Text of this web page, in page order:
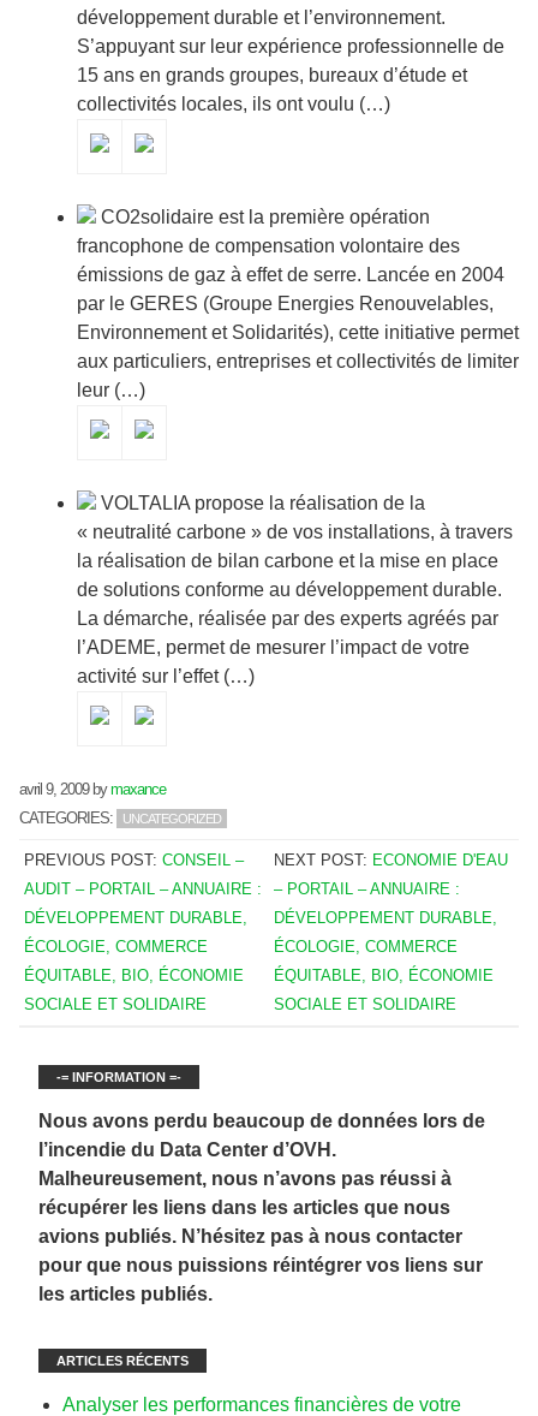
développement durable et l’environnement.
S’appuyant sur leur expérience professionnelle de
15 ans en grands groupes, bureaux d’étude et
collectivités locales, ils ont voulu (…)
CO2solidaire est la première opération
francophone de compensation volontaire des
émissions de gaz à effet de serre. Lancée en 2004
par le GERES (Groupe Energies Renouvelables,
Environnement et Solidarités), cette initiative permet
aux particuliers, entreprises et collectivités de limiter
leur (…)
VOLTALIA propose la réalisation de la
« neutralité carbone » de vos installations, à travers
la réalisation de bilan carbone et la mise en place
de solutions conforme au développement durable.
La démarche, réalisée par des experts agréés par
l’ADEME, permet de mesurer l’impact de votre
activité sur l’effet (…)
avril 9, 2009bymaxance
CATEGORIES:
UNCATEGORIZED
PREVIOUS POST:CONSEIL –
AUDIT – PORTAIL – ANNUAIRE :
DÉVELOPPEMENT DURABLE,
ÉCOLOGIE, COMMERCE
ÉQUITABLE, BIO, ÉCONOMIE
SOCIALE ET SOLIDAIRE
NEXT POST: ECONOMIE D'EAU
– PORTAIL – ANNUAIRE :
DÉVELOPPEMENT DURABLE,
ÉCOLOGIE, COMMERCE
ÉQUITABLE, BIO, ÉCONOMIE
SOCIALE ET SOLIDAIRE
-= INFORMATION =-
Nous avons perdu beaucoup de données lors de
l’incendie du Data Center d’OVH.
Malheureusement, nous n’avons pas réussi à
récupérer les liens dans les articles que nous
avions publiés. N’hésitez pas à nous contacter
pour que nous puissions réintégrer vos liens sur
les articles publiés.
ARTICLES RÉCENTS
Analyser les performances financières de votre